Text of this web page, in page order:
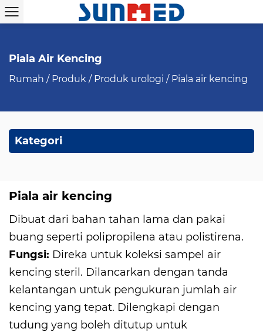
Piala Air Kencing
Rumah / Produk / Produk urologi / Piala air kencing
Kategori
Piala air kencing
Dibuat dari bahan tahan lama dan pakai
buang seperti polipropilena atau polistirena.
Fungsi: Direka untuk koleksi sampel air
kencing steril. Dilancarkan dengan tanda
kelantangan untuk pengukuran jumlah air
kencing yang tepat. Dilengkapi dengan
tudung yang boleh ditutup untuk